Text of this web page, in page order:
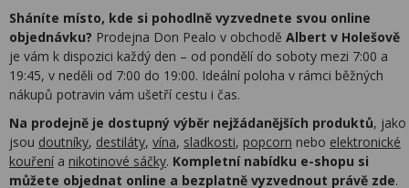
Sháníte místo, kde si pohodlně vyzvednete svou online
objednávku? Prodejna Don Pealo v obchodě Albert v Holešově
je vám k dispozici každý den – od pondělí do soboty mezi 7:00 a
19:45, v neděli od 7:00 do 19:00. Ideální poloha v rámci běžných
nákupů potravin vám ušetří cestu i čas.
Na prodejně je dostupný výběr nejžádanějších produktů, jako
jsou doutníky, destiláty, vína, sladkosti, popcorn nebo elektronické
kouření a nikotinové sáčky. Kompletní nabídku e-shopu si
můžete objednat online a bezplatně vyzvednout právě zde.